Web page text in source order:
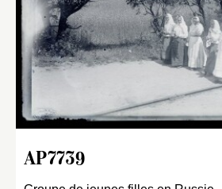
AP7739